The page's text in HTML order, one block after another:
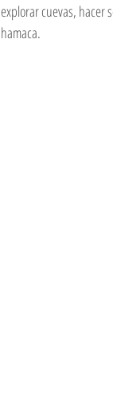
explorar cuevas, hacer
hamaca.